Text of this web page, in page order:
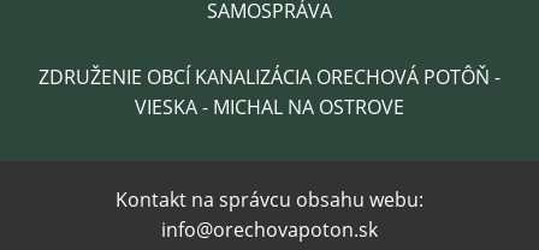
SAMOSPRÁVA
ZDRUŽENIE OBCÍ KANALIZÁCIA ORECHOVÁ POTÔŇ -
VIESKA - MICHAL NA OSTROVE
Kontakt na správcu obsahu webu:
info@orechovapoton.sk